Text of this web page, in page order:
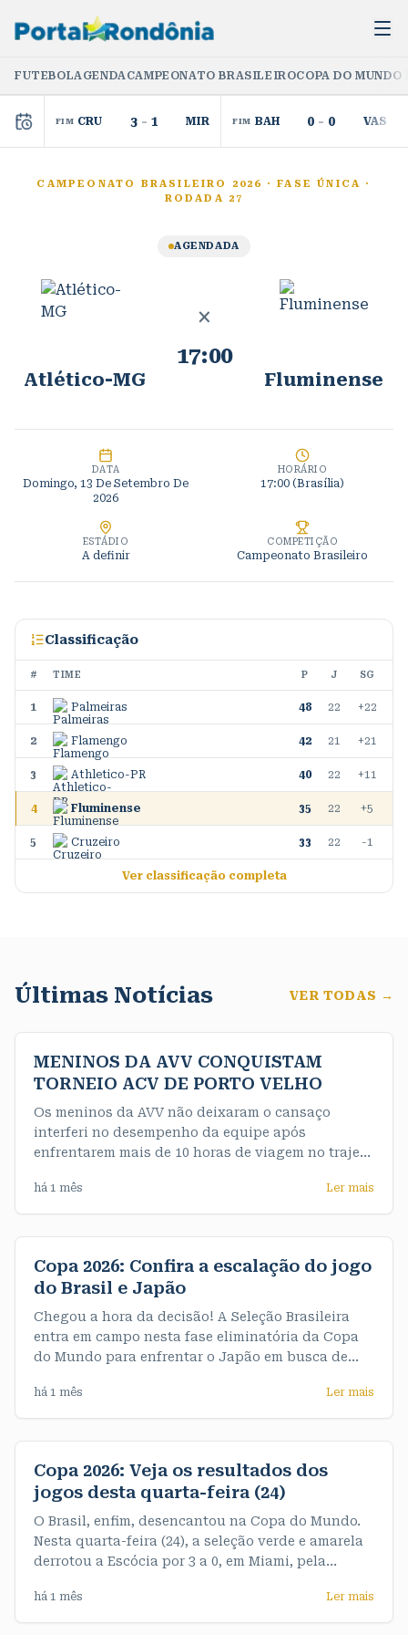
FUTEBOLAGENDACAMPEONATO BRASILEIROCOPA DO
FIM CRU 3 - 1 MIR FIM BAH 0 - 0 VAS
CAMPEONATO BRASILEIRO 2026 ·FASE ÚNICA
·
RODADA 27
AGENDADA
Atlético-MG
×
17:00
Fluminense
DATA
Domingo, 13 De Setembro De
2026
HORÁRIO
17:00 (Brasília)
ESTÁDIO
A definir
COMPETIÇÃO
Campeonato Brasileiro
Classificação
# TIME P J SG
1 Palmeiras 48 22 +22
2 Flamengo 42 21 +21
3 Athletico-PR 40 22 +11
4 Fluminense 35 22 +5
5 Cruzeiro 33 22 -1
Ver classificação completa
Últimas Notícias VER TODAS →
MENINOS DA AVV CONQUISTAM
TORNEIO ACV DE PORTO VELHO
Os meninos da AVV não deixaram o cansaço
interferi no desempenho da equipe após
enfrentarem mais de 10 horas de viagem no trajeto
conquistaram o título da competição de forma
invicta. Nossos meninos do sub 16 fizeram uma
há 1 mês Ler mais
Copa 2026: Confira a escalação do jogo
do Brasil e Japão
Chegou a hora da decisão! A Seleção Brasileira
entra em campo nesta fase eliminatória da Copa
do Mundo para enfrentar o Japão em busca de
às 13h (horário de Rondônia). A partir de agora,
não há espaço para erros: quem vencer avança, e
há 1 mês Ler mais
Copa 2026: Veja os resultados dos
jogos desta quarta-feira (24)
O Brasil, enfim, desencantou na Copa do Mundo.
Nesta quarta-feira (24), a seleção verde e amarela
derrotou a Escócia por 3 a 0, em Miami, pela
garantiu o primeiro objetivo do Mundial, que era
terminar o grupo na liderança, com sete pontos. >>
há 1 mês Ler mais